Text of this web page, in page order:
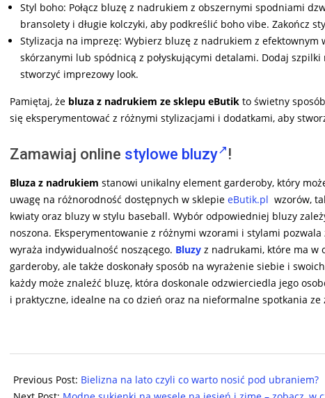
Styl boho: Połącz bluzę z nadrukiem z obszernymi spodniami
bransolety i długie kolczyki, aby podkreślić boho vibe. Zakończ
Stylizacja na imprezę: Wybierz bluzę z nadrukiem z
skórzanymi lub spódnicą z połyskującymi detalami. Dodaj
stworzyć imprezowy look.
Pamiętaj, że bluza z nadrukiem ze sklepu eButik to świetny
się eksperymentować z różnymi stylizacjami i dodatkami, aby
Zamawiaj online stylowe bluzy !
Bluza z nadrukiem stanowi unikalny element garderoby, który
uwagę na różnorodność dostępnych w sklepie eButik.pl wzorów,
kwiaty oraz bluzy w stylu baseball. Wybór odpowiedniej bluzy
noszona. Eksperymentowanie z różnymi wzorami i stylami
wyraża indywidualność noszącego. Bluzy z nadrukami, które ma
garderoby, ale także doskonały sposób na wyrażenie siebie i
każdy może znaleźć bluzę, która doskonale odzwierciedla jego
i praktyczne, idealne na co dzień oraz na nieformalne spotkania ze
10-
17
Previous Post: Bielizna na lato czyli co warto nosić pod ubraniem?